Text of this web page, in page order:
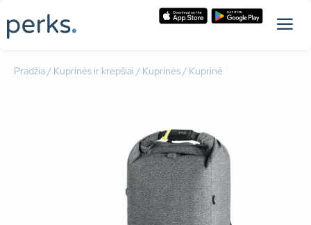
Pradžia/ Kuprinės ir krepšiai / Kuprinės/ Kuprinė